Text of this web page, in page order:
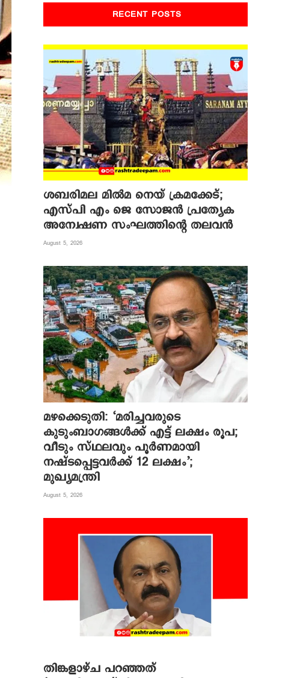
RECENT POSTS
ശബരിമല മില്‍മ നെയ് ക്രമക്കേട്;
എസ്പി എം ജെ സോജന്‍ പ്രത്യേക
അന്വേഷണ സംഘത്തിന്റെ തലവന്‍
August 5, 2026
മഴക്കെടുതി: ‘മരിച്ചവരുടെ
കുടുംബാഗങ്ങൾക്ക് എട്ട് ലക്ഷം രൂപ;
വീടും സ്ഥലവും പൂർണമായി
നഷ്ടപ്പെട്ടവർക്ക് 12 ലക്ഷം’;
മുഖ്യമന്ത്രി
August 5, 2026
തിങ്കളാഴ്ച പറഞ്ഞത്